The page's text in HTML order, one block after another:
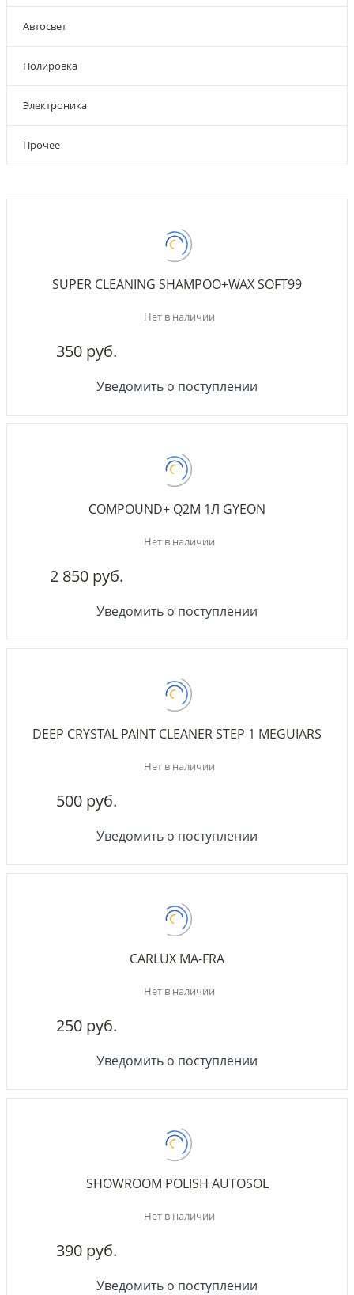
Автосвет
Полировка
Электроника
Прочее
SUPER CLEANING SHAMPOO+WAX SOFT99
Нет в наличии
350 руб.
Уведомить о поступлении
COMPOUND+ Q2M 1Л GYEON
Нет в наличии
2 850 руб.
Уведомить о поступлении
DEEP CRYSTAL PAINT CLEANER STEP 1 MEGUIARS
Нет в наличии
500 руб.
Уведомить о поступлении
CARLUX MA-FRA
Нет в наличии
250 руб.
Уведомить о поступлении
SHOWROOM POLISH AUTOSOL
Нет в наличии
390 руб.
Уведомить о поступлении